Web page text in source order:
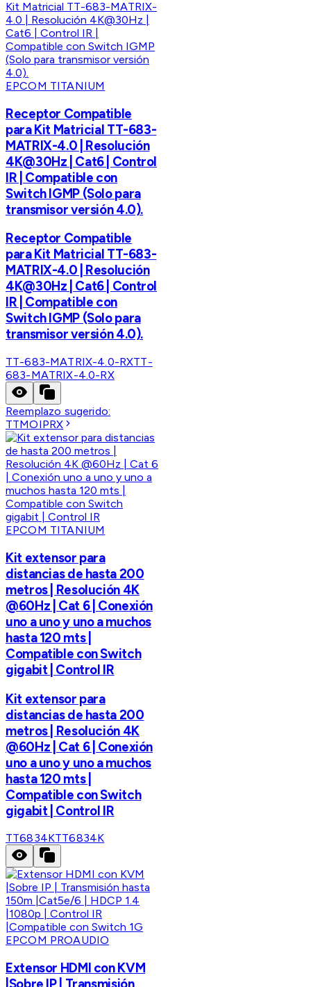
EPCOM TITANIUM
Receptor Compatible
para Kit Matricial TT-683-
MATRIX-4.0 | Resolución
4K@30Hz | Cat6 | Control
IR | Compatible con
Switch IGMP (Solo para
transmisor versión 4.0).
Receptor Compatible
para Kit Matricial TT-683-
MATRIX-4.0 | Resolución
4K@30Hz | Cat6 | Control
IR | Compatible con
Switch IGMP (Solo para
transmisor versión 4.0).
TT-683-MATRIX-4.0-RXTT-
683-MATRIX-4.0-RX
Reemplazo sugerido:
TTMOIPRX
EPCOM TITANIUM
Kit extensor para
distancias de hasta 200
metros | Resolución 4K
@60Hz | Cat 6 | Conexión
uno a uno y uno a muchos
hasta 120 mts |
Compatible con Switch
gigabit | Control IR
Kit extensor para
distancias de hasta 200
metros | Resolución 4K
@60Hz | Cat 6 | Conexión
uno a uno y uno a muchos
hasta 120 mts |
Compatible con Switch
gigabit | Control IR
TT6834KTT6834K
EPCOM PROAUDIO
Extensor HDMI con KVM